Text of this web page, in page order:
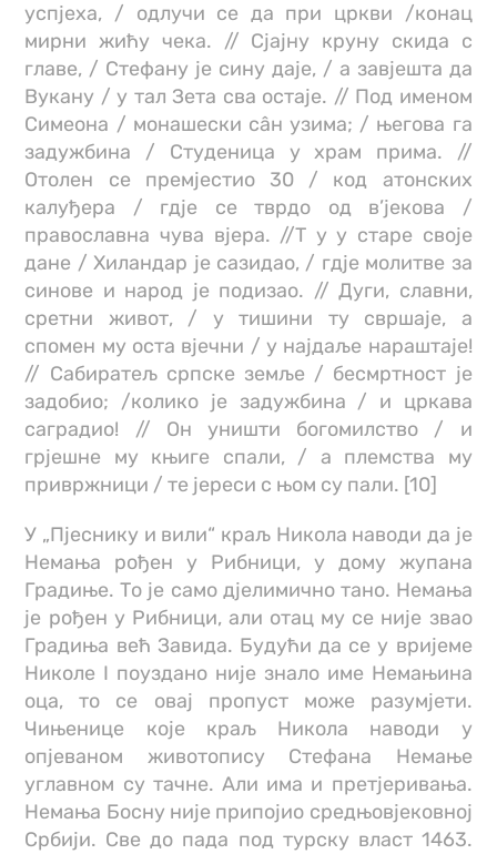
успјеха, / одлучи се да при цркви /конац
мирни жићу чека. // Сјајну круну скида с
главе, / Стефану је сину даје, / а завјешта да
Вукану / у тал Зета сва остаје. // Под именом
Симеона / монашески сâн узима; / његова га
задужбина / Студеница у храм прима. //
Отолен се премјестио 30 / код атонских
калуђера / гдје се тврдо од в’јекова /
православна чува вјера. //Т у у старе своје
дане / Хиландар је сазидао, / гдје молитве за
синове и народ је подизао. // Дуги, славни,
сретни живот, / у тишини ту свршаје, а
спомен му оста вјечни / у најдаље нараштаје!
// Сабиратељ српске земље / бесмртност је
задобио; /колико је задужбина / и цркава
саградио! // Он уништи богомилство / и
грјешне му књиге спали, / а племства му
привржници / те јереси с њом су пали. [10]
У „Пјеснику и вили“ краљ Никола наводи да је
Немања рођен у Рибници, у дому жупана
Градиње. То је само дјелимично тано. Немања
је рођен у Рибници, али отац му се није звао
Градиња већ Завида. Будући да се у вријеме
Николе I поуздано није знало име Немањина
оца, то се овај пропуст може разумјети.
Чињенице које краљ Никола наводи у
опјеваном животопису Стефана Немање
углавном су тачне. Али има и претјеривања.
Немања Босну није припојио средњовјековној
Србији. Све до пада под турску власт 1463.